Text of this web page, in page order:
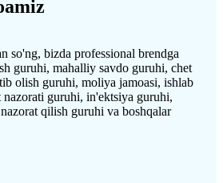
so'ng, bizda professional brendga
guruhi, mahalliy savdo guruhi, chet
olish guruhi, moliya jamoasi, ishlab
guruhi, in'ektsiya guruhi,
qilish guruhi va boshqalar